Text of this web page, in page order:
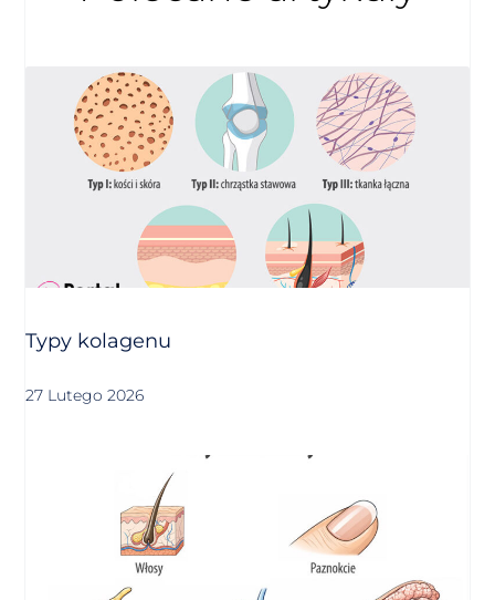
Typy kolagenu
27 Lutego 2026